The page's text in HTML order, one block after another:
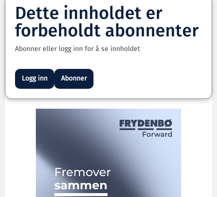
Dette innholdet er
forbeholdt abonnenter
Abonner eller logg inn for å se innholdet
Logg inn Abonner